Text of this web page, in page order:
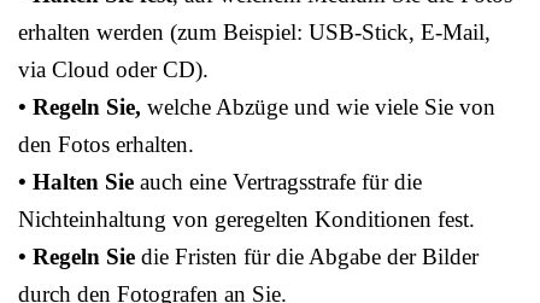
erhalten werden (zum Beispiel: USB-Stick, E-Mail,
via Cloud oder CD).
• Regeln Sie, welche Abzüge und wie viele Sie von
den Fotos erhalten.
• Halten Sie auch eine Vertragsstrafe für die
Nichteinhaltung von geregelten Konditionen fest.
• Regeln Sie die Fristen für die Abgabe der Bilder
durch den Fotografen an Sie.